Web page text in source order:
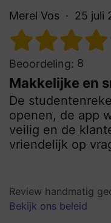
Merel Vos 25 juli
Beoordeling: 8
Makkelijke en
De
openen, de app
veilig en de
vriendelijk op
Review handmatig
Bekijk ons beleid